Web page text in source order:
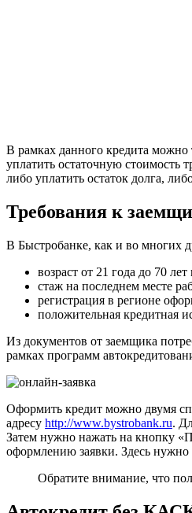
В рамках данного кредита можно
уплатить остаточную стоимость
либо уплатить остаток долга,
Требования к
В Быстробанке, как и во многих
возраст от 21 года до 70
стаж на последнем месте
регистрация в регионе
положительная кредитная
Из документов от заемщика
рамках программ
Оформить кредит можно двумя
адресу http://www.bystrobank.ru.
Затем нужно нажать на кнопку
оформлению заявки. Здесь нужно
Обратите внимание, что